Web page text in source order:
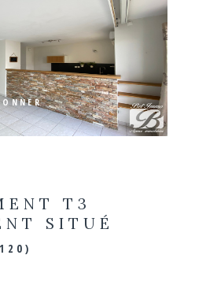
T3
SITUÉ
VOIR LE BIEN